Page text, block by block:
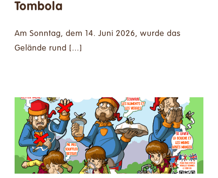
Tombola
Am Sonntag, dem 14. Juni 2026, wurde das
Gelände rund [...]